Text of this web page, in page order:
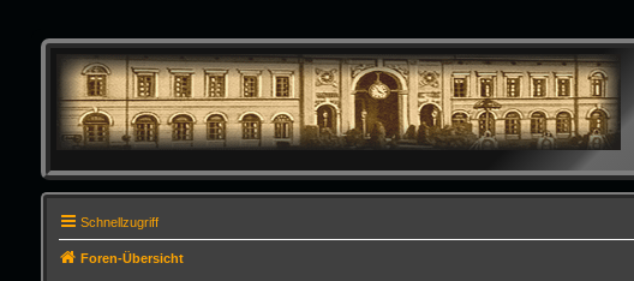
Schnellzugriff
Foren-Übersicht